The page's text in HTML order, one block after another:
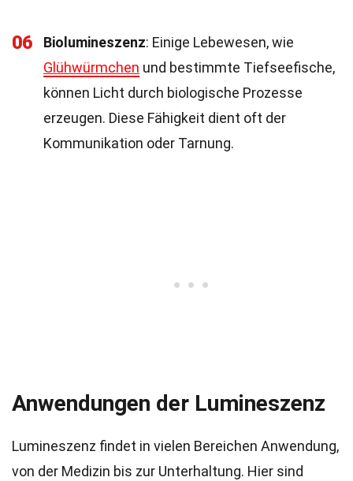
06 Biolumineszenz: Einige Lebewesen, wie
Glühwürmchen und bestimmte Tiefseefische,
können Licht durch biologische Prozesse
erzeugen. Diese Fähigkeit dient oft der
Kommunikation oder Tarnung.
Anwendungen der Lumineszenz
Lumineszenz findet in vielen Bereichen Anwendung,
von der Medizin bis zur Unterhaltung. Hier sind